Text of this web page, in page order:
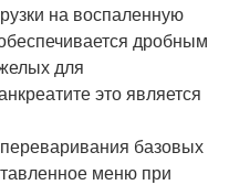
на воспаленную
дробным
для
это является
базовых
меню при